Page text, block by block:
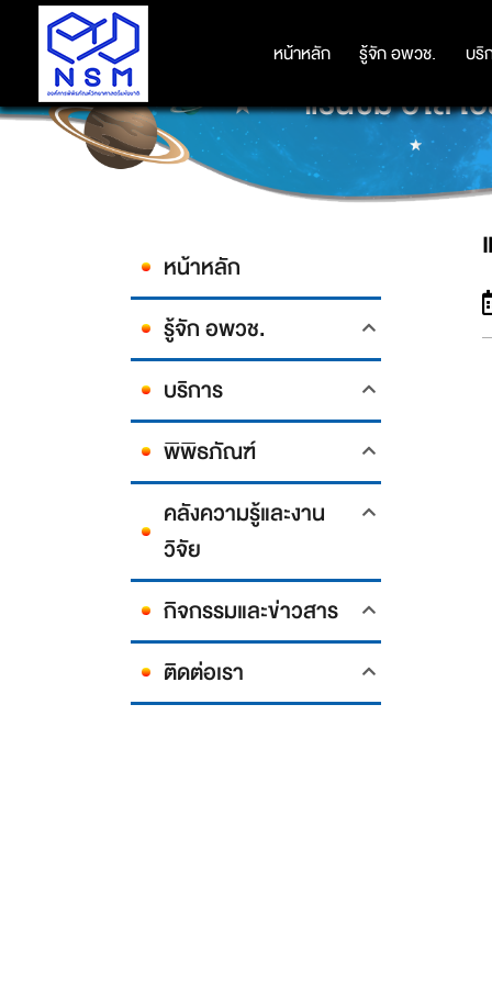
หน้าหลัก รู้จัก อพวช. บริ
หน้าหลัก รู้จัก อพวช. บริ
แรนซั่ม อิไล โ
หน้าหลัก
รู้จัก อพวช.
บริการ
พิพิธภัณฑ์
คลังความรู้และงาน
วิจัย
กิจกรรมและข่าวสาร
ติดต่อเรา